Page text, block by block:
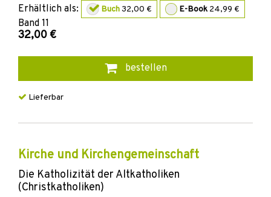
Erhältlich als: Buch32,00 € E-Book 24,99 €
Band 11
32,00 €
bestellen
Lieferbar
Kirche und Kirchengemeinschaft
Die Katholizität der Altkatholiken
(Christkatholiken)